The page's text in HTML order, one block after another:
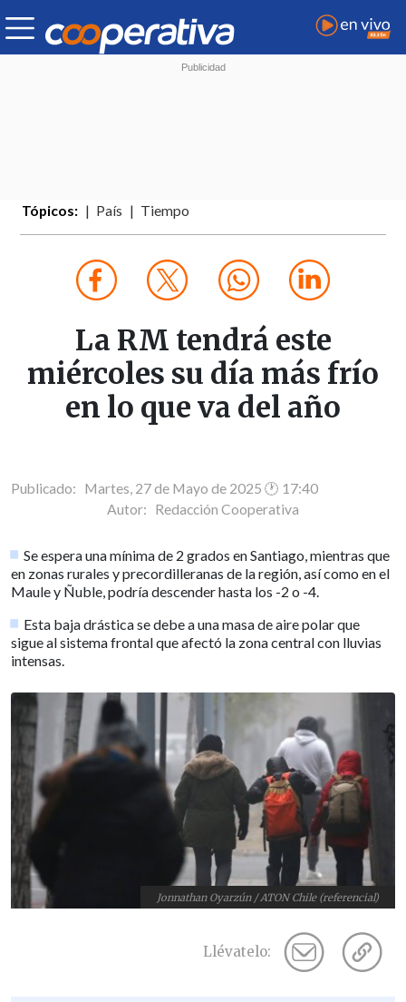
Tópicos: País Tiempo
La RM tendrá este
miércoles su día más frío
en lo que va del año
Publicado: Martes, 27 de Mayo de 2025 🕐 17:40
Autor: Redacción Cooperativa
Se espera una mínima de 2 grados en Santiago, mientras que
en zonas rurales y precordilleranas de la región, así como en el
Maule y Ñuble, podría descender hasta los -2 o -4.
Esta baja drástica se debe a una masa de aire polar que
sigue al sistema frontal que afectó la zona central con lluvias
intensas.
Jonnathan Oyarzún / ATON Chile (referencial)
Llévatelo: